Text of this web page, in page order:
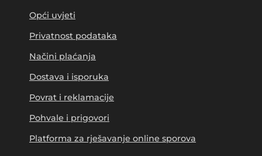
Opći uvjeti
Privatnost podataka
Načini plaćanja
Dostava i isporuka
Povrat i reklamacije
Pohvale i prigovori
Platforma za rješavanje online sporova